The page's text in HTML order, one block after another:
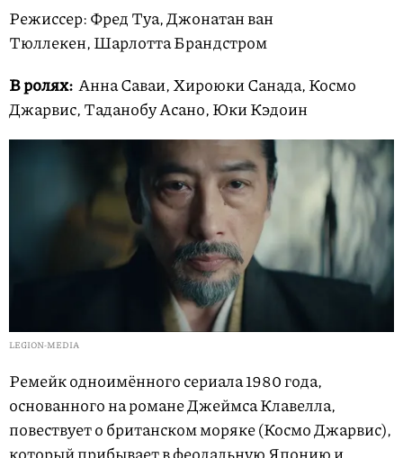
Режиссер: Фред Туа, Джонатан ван
Тюллекен, Шарлотта Брандстром
В ролях: Анна Саваи, Хироюки Санада, Космо
Джарвис, Таданобу Асано, Юки Кэдоин
LEGION-MEDIA
Ремейк одноимённого сериала 1980 года,
основанного на романе Джеймса Клавелла,
повествует о британском моряке (Космо Джарвис),